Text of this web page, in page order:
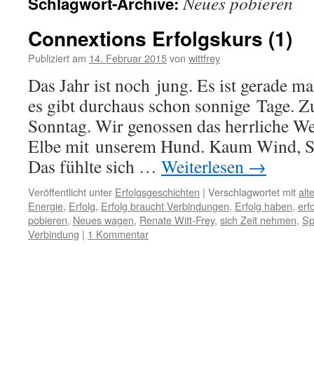
Connextions Erfolgskurs (1)
Publiziert am 14. Februar 2015von wittfrey
Das Jahr ist noch jung. Es ist gerade
es gibt durchaus schon sonnige Tage.
Sonntag. Wir genossen das herrliche
Elbe mit unserem Hund. Kaum Wind,
Das fühlte sich … Weiterlesen →
Veröffentlicht unter Erfolgsgeschichten | Verschlagwortet mit
Energie, Erfolg, Erfolg braucht Verbindungen, Erfolg haben,
pobieren, Neues wagen, Renate Witt-Frey, sich Zeit nehmen,
Verbindung | 1 Kommentar